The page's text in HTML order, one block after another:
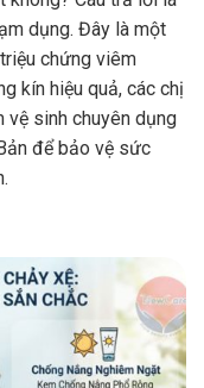
dụng. Đây là một
chứng viêm
kín hiệu quả, các chị
vệ sinh chuyên dụng
để bảo vệ sức